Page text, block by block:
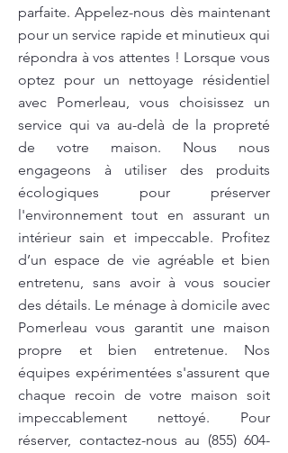
parfaite. Appelez-nous dès maintenant
pour un service rapide et minutieux qui
répondra à vos attentes ! Lorsque vous
optez pour un nettoyage résidentiel
avec Pomerleau, vous choisissez un
service qui va au-delà de la propreté
de votre maison. Nous nous
engageons à utiliser des produits
écologiques pour préserver
l'environnement tout en assurant un
intérieur sain et impeccable. Profitez
d’un espace de vie agréable et bien
entretenu, sans avoir à vous soucier
des détails. Le ménage à domicile avec
Pomerleau vous garantit une maison
propre et bien entretenue. Nos
équipes expérimentées s'assurent que
chaque recoin de votre maison soit
impeccablement nettoyé. Pour
réserver, contactez-nous au (855) 604-